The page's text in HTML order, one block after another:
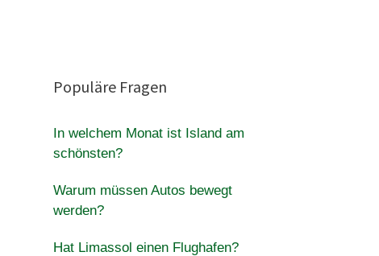
Populäre Fragen
In welchem Monat ist Island am
schönsten?
Warum müssen Autos bewegt
werden?
Hat Limassol einen Flughafen?